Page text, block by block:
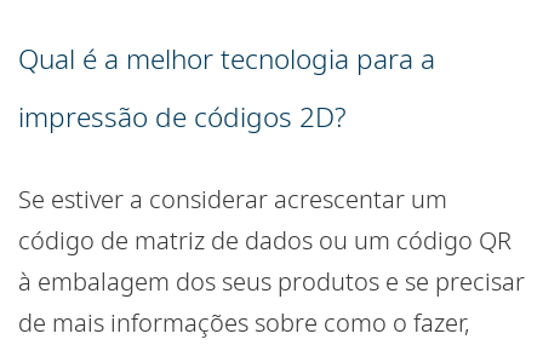
Qual é a melhor tecnologia para a
impressão de códigos 2D?
Se estiver a considerar acrescentar um
código de matriz de dados ou um código QR
à embalagem dos seus produtos e se precisar
de mais informações sobre como o fazer,